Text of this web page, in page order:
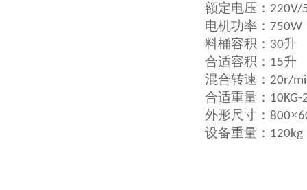
额定电压： 220V/
电机功率： 750W
料桶容积： 30升
合适容积： 15升
混合转速： 20r/
合适重量： 10KG-
外形尺寸： 800×
设备重量： 120kg